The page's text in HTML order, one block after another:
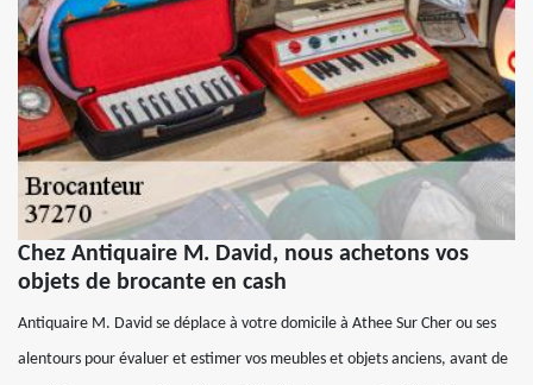
Chez Antiquaire M. David, nous achetons vos
objets de brocante en cash
Antiquaire M. David se déplace à votre domicile à Athee Sur Cher ou ses
alentours pour évaluer et estimer vos meubles et objets anciens, avant de